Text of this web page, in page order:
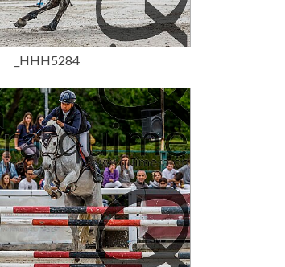
15,00 €
_HHH5284
15,00 €